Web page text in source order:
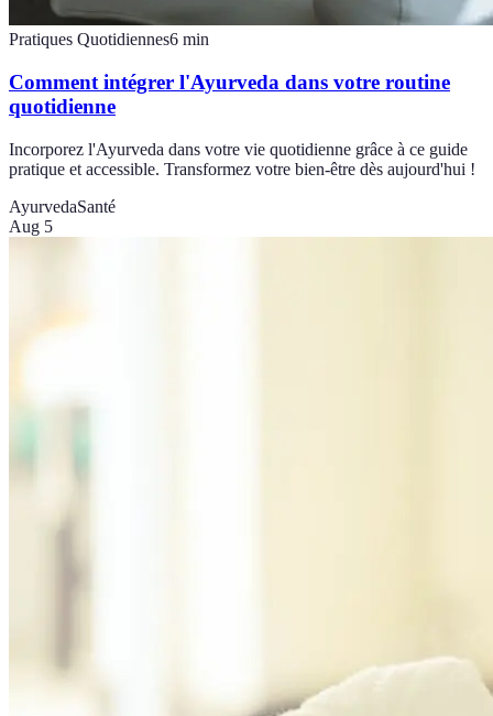
Pratiques Quotidiennes6 min
Comment intégrer l'Ayurveda dans votre routine
quotidienne
Incorporez l'Ayurveda dans votre vie quotidienne grâce à ce guide
pratique et accessible. Transformez votre bien-être dès aujourd'hui !
AyurvedaSanté
Aug 5